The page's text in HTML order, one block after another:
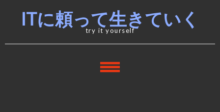
navigation
contentITに頼って生きていく
try it yourself